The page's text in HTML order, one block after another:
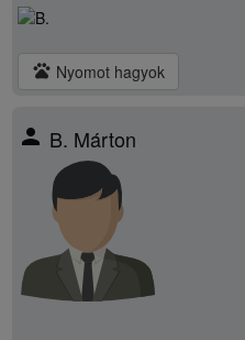
pets Nyomot hagyok
person B. Márton